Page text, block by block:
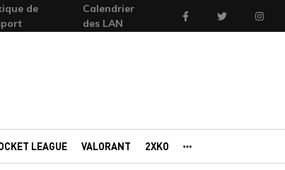
de
Calendrier
des LAN
FacebookTwitter
LEAGUE VALORANT 2XKO